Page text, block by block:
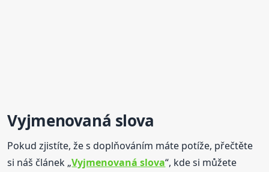
Vyjmenovaná slova
Pokud zjistíte, že s doplňováním máte potíže, přečtěte
si náš článek „Vyjmenovaná slova“, kde si můžete